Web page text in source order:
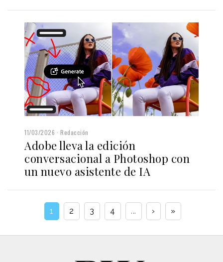
11/03/2026 Redacción
Adobe lleva la edición
conversacional a Photoshop con
un nuevo asistente de IA
1 2 3 4 ... › »